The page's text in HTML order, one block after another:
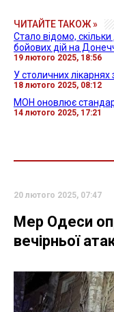
ЧИТАЙТЕ ТАКОЖ »
Стало відомо,
бойових дій на
19 лютого 2025, 18:56
У столичних лікарнях
18 лютого 2025, 08:12
МОН оновлює
14 лютого 2025, 17:21
20 лютого 2025, 07:47
Мер Одеси
вечірньої